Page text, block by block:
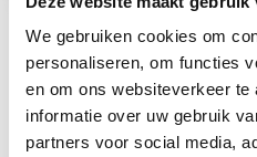
We gebruiken cookies om
personaliseren, om functies
en om ons websiteverkeer
informatie over uw gebruik
partners voor social media,
Onze
geruststelling
Vakmensen die u met hart